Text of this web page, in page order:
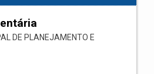
DE PLANEJAMENTO E